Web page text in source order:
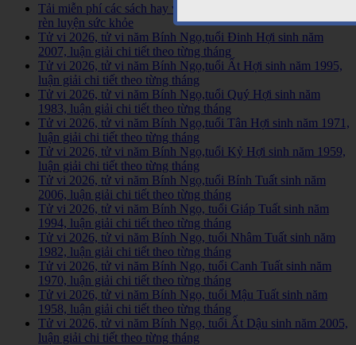
Tải miễn phí các sách hay về tinh hoa võ học trên Thế Giới,
rèn luyện sức khỏe
Tử vi 2026, tử vi năm Bính Ngọ,tuổi Đinh Hợi sinh năm
2007, luận giải chi tiết theo từng tháng
Tử vi 2026, tử vi năm Bính Ngọ,tuổi Ất Hợi sinh năm 1995,
luận giải chi tiết theo từng tháng
Tử vi 2026, tử vi năm Bính Ngọ,tuổi Quý Hợi sinh năm
1983, luận giải chi tiết theo từng tháng
Tử vi 2026, tử vi năm Bính Ngọ,tuổi Tân Hợi sinh năm 1971,
luận giải chi tiết theo từng tháng
Tử vi 2026, tử vi năm Bính Ngọ,tuổi Kỷ Hợi sinh năm 1959,
luận giải chi tiết theo từng tháng
Tử vi 2026, tử vi năm Bính Ngọ,tuổi Bính Tuất sinh năm
2006, luận giải chi tiết theo từng tháng
Tử vi 2026, tử vi năm Bính Ngọ, tuổi Giáp Tuất sinh năm
1994, luận giải chi tiết theo từng tháng
Tử vi 2026, tử vi năm Bính Ngọ, tuổi Nhâm Tuất sinh năm
1982, luận giải chi tiết theo từng tháng
Tử vi 2026, tử vi năm Bính Ngọ, tuổi Canh Tuất sinh năm
1970, luận giải chi tiết theo từng tháng
Tử vi 2026, tử vi năm Bính Ngọ, tuổi Mậu Tuất sinh năm
1958, luận giải chi tiết theo từng tháng
Tử vi 2026, tử vi năm Bính Ngọ, tuổi Ất Dậu sinh năm 2005,
luận giải chi tiết theo từng tháng